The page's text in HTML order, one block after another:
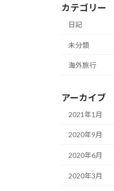
カテゴリー
日記
未分類
海外旅行
アーカイブ
2021年1月
2020年9月
2020年6月
2020年3月